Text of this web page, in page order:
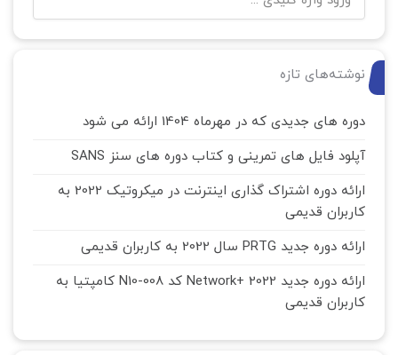
نوشته‌های تازه
دوره های جدیدی که در مهرماه 1404 ارائه می شود
آپلود فایل های تمرینی و کتاب دوره های سنز SANS
ارائه دوره اشتراک گذاری اینترنت در میکروتیک 2022 به
کاربران قدیمی
ارائه دوره جدید PRTG سال 2022 به کاربران قدیمی
ارائه دوره جدید Network+ 2022 کد N10-008 کامپتیا به
کاربران قدیمی